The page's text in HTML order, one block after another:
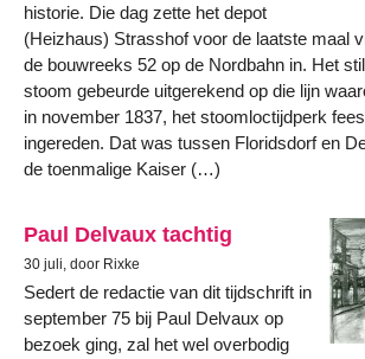
historie. Die dag zette het depot
(Heizhaus) Strasshof voor de laatste maal
de bouwreeks 52 op de Nordbahn in. Het
stoom gebeurde uitgerekend op die lijn
in november 1837, het stoomloctijdperk
ingereden. Dat was tussen Floridsdorf en
de toenmalige Kaiser (…)
Paul Delvaux tachtig
30 juli, door Rixke
Sedert de redactie van dit tijdschrift in
september 75 bij Paul Delvaux op
bezoek ging, zal het wel overbodig